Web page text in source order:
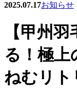
2025.07.17お知らせ
【甲州
る！極上
ねむリト